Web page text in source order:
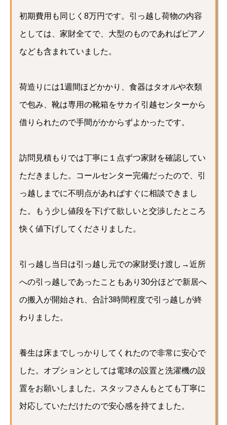
初期費用も同じく8万円です。引っ越し荷物の内容
としては、家財全てで、大型のものであればピアノ
なども含まれていました。
荷造りには1週間ほどかかり、食器はタオルや衣類
で包み、靴は専用の靴箱をサカイ引越センターから
借りられたので手間がかからずよかったです。
訪問見積もりでは丁寧に１点ずつ家財を確認してい
ただきました。コールセンター完備だったので、引
っ越しまでに不明点があればすぐに相談できまし
た。もう少し値段を下げて欲しいと交渉したところ
快く値下げしてくださりました。
引っ越し当日は引っ越し元での家財受け渡し→近所
への引っ越しであったこともあり30分ほどで新居へ
の搬入が開始され、合計3時間程度で引っ越しが終
わりました。
養生は床までしっかりしてくれたので非常に安心で
した。オプションとしては電球の設置と洗濯機の設
置をお願いしました。スタッフさんもとても丁寧に
対応していただけたので安心感を持てました。